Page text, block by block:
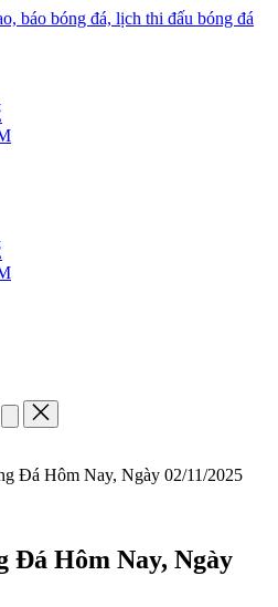
Đá Hôm Nay, Ngày 02/11/2025
Đá Hôm Nay, Ngày